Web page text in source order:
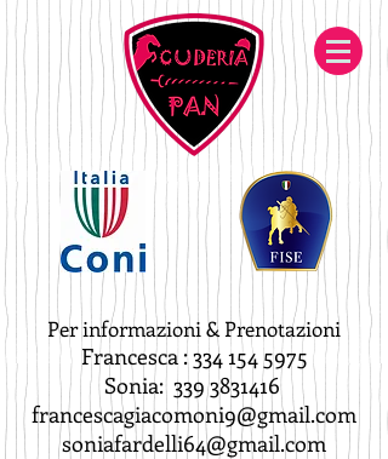
Per informazioni & Prenotazioni
Francesca :334 154 5975
Sonia: 339 3831416
francescagiacomoni9@gmail.com
soniafardelli64@gmail.com